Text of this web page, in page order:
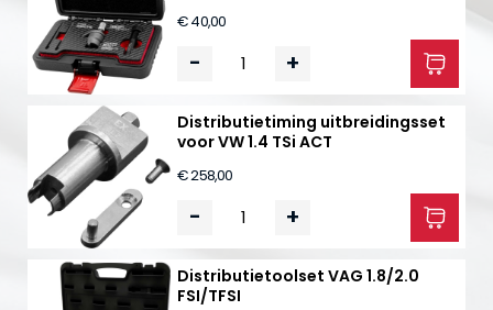
€ 40,00
- +
Distributietiming uitbreidingsset
voor VW 1.4 TSi ACT
€ 258,00
- +
Distributietoolset VAG 1.8/2.0
FSI/TFSI